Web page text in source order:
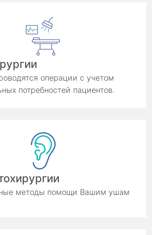
операции с учетом
потребностей пациентов.
методы помощи Вашим ушам